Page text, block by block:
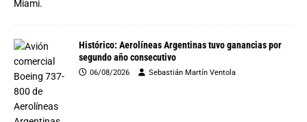
Histórico: Aerolíneas Argentinas tuvo ganancias por
segundo año consecutivo
06/08/2026 Sebastián Martín Ventola